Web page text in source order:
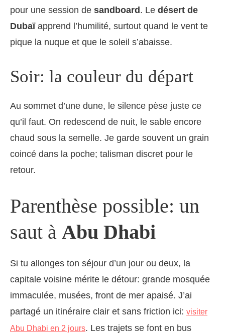
pour une session de sandboard . Le désert de
Dubaïapprend l’humilité, surtout quand le vent te
pique la nuque et que le soleil s’abaisse.
Soir: la couleur du départ
Au sommet d’une dune, le silence pèse juste ce
qu’il faut. On redescend de nuit, le sable encore
chaud sous la semelle. Je garde souvent un grain
coincé dans la poche; talisman discret pour le
retour.
Parenthèse possible: un
saut à Abu Dhabi
Si tu allonges ton séjour d’un jour ou deux, la
capitale voisine mérite le détour: grande mosquée
immaculée, musées, front de mer apaisé. J’ai
partagé un itinéraire clair et sans friction ici: visiter
Abu Dhabi en 2 jours. Les trajets se font en bus